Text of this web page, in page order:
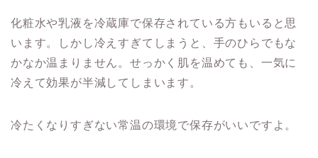
化粧水や乳液を冷蔵庫で保存されている方もいると思
います。しかし冷えすぎてしまうと、手のひらでもな
かなか温まりません。せっかく肌を温めても、一気に
冷えて効果が半減してしまいます。
冷たくなりすぎない常温の環境で保存がいいですよ。